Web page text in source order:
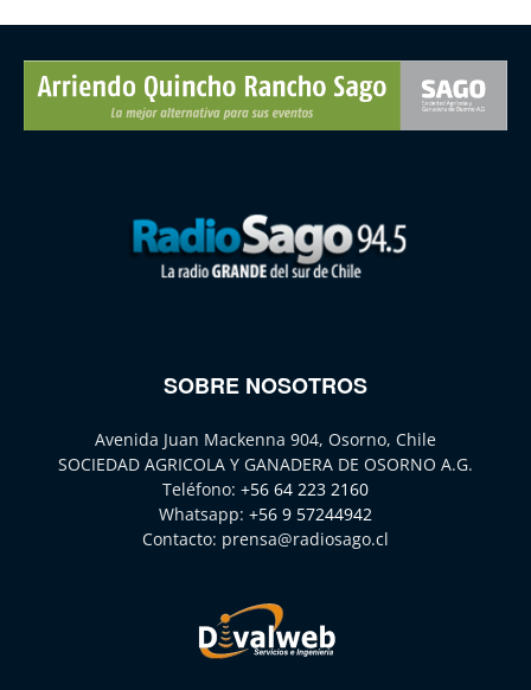
SOBRE NOSOTROS
Avenida Juan Mackenna 904, Osorno, Chile
SOCIEDAD AGRICOLA Y GANADERA DE OSORNO A.G.
Teléfono: +56 64 223 2160
Whatsapp: +56 9 57244942
Contacto: prensa@radiosago.cl